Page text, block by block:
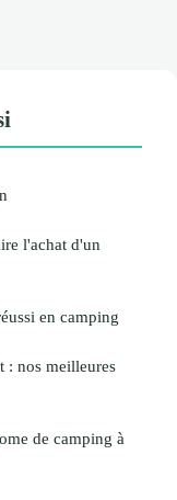
l'achat d'un
en camping
: nos meilleures
de camping à